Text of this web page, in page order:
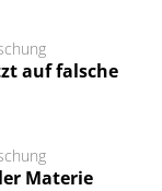
auf falsche
Materie